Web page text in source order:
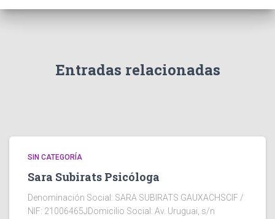
Entradas relacionadas
SIN CATEGORÍA
Sara Subirats Psicóloga
Denominación Social: SARA SUBIRATS GAUXACHSCIF /
NIF: 21006465JDomicilio Social: Av. Uruguai, s/n